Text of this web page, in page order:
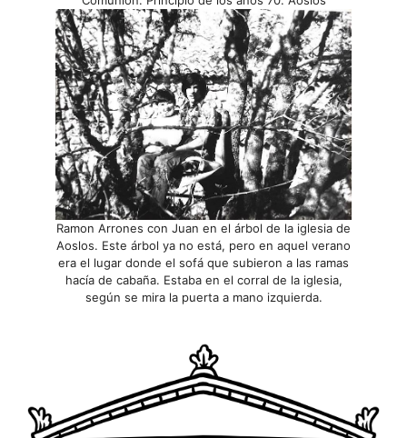
Ramon Arrones con Juan en el árbol de la iglesia de
Aoslos. Este árbol ya no está, pero en aquel verano
era el lugar donde el sofá que subieron a las ramas
hacía de cabaña. Estaba en el corral de la iglesia,
según se mira la puerta a mano izquierda.